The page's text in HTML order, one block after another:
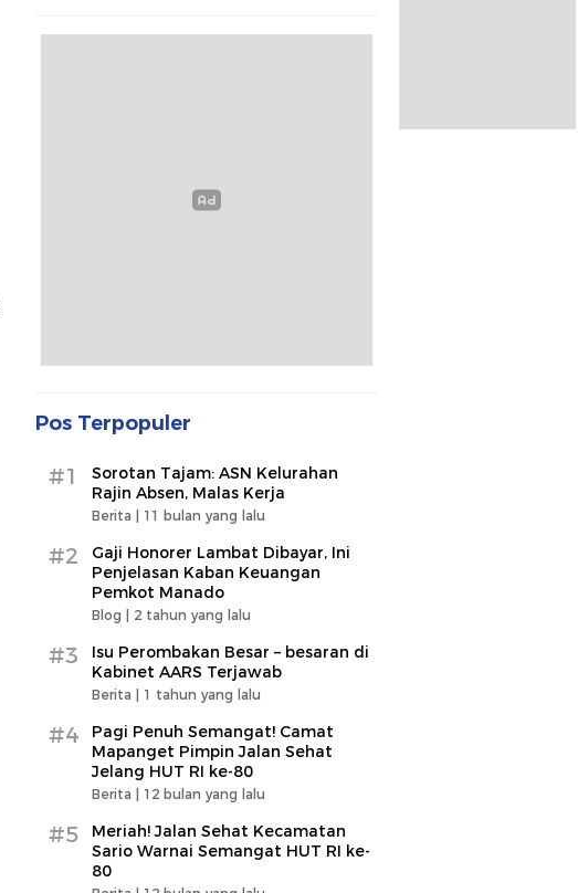
Pos Terpopuler
#1
Sorotan Tajam: ASN Kelurahan
Rajin Absen, Malas Kerja
Berita | 11 bulan yang lalu
#2
Gaji Honorer Lambat Dibayar, Ini
Penjelasan Kaban Keuangan
Pemkot Manado
Blog | 2 tahun yang lalu
#3
Isu Perombakan Besar – besaran di
Kabinet AARS Terjawab
Berita | 1 tahun yang lalu
#4
Pagi Penuh Semangat! Camat
Mapanget Pimpin Jalan Sehat
Jelang HUT RI ke-80
Berita | 12 bulan yang lalu
#5
Meriah! Jalan Sehat Kecamatan
Sario Warnai Semangat HUT RI ke-
80